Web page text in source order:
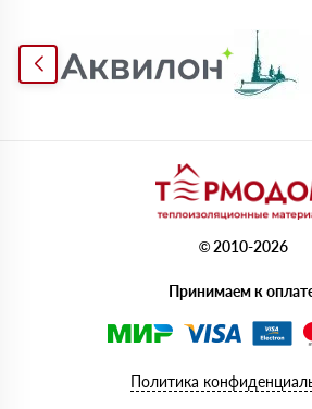
© 2010-2026
Принимаем к
Политика